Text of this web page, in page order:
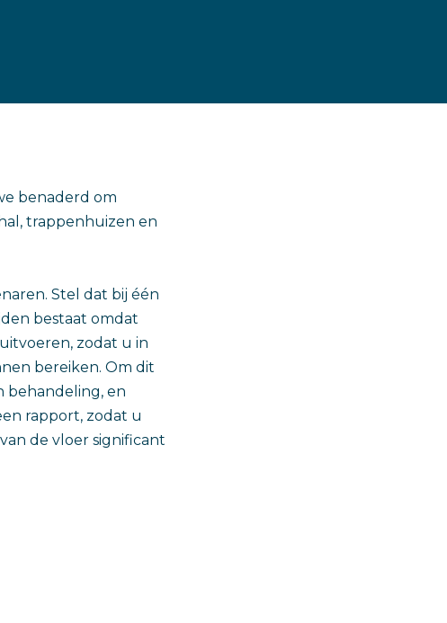
benaderd om
trappenhuizen en
Stel dat bij één
bestaat omdat
zodat u in
bereiken. Om dit
behandeling, en
rapport, zodat u
de vloer significant